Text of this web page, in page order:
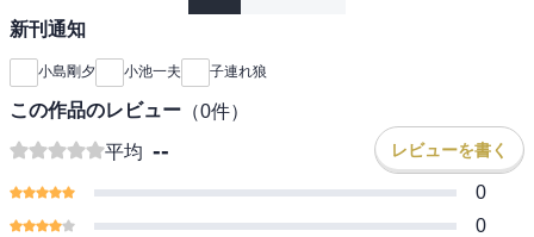
新刊通知
小島剛夕 小池一夫 子連れ狼
この作品のレビュー （0件）
平均 -- レビューを書く
0
0